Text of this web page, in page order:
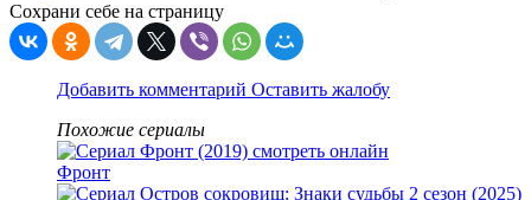
Сохрани себе на страницу
Добавить комментарий Оставить жалобу
Похожие сериалы
Фронт